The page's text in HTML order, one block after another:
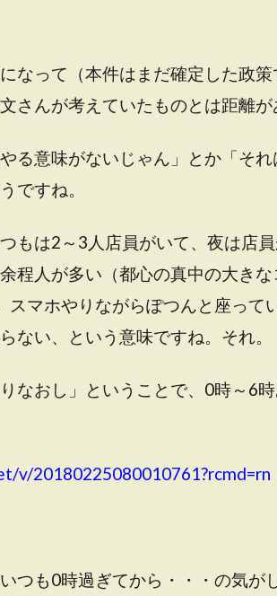
なって（本件はまだ確定した政
さんが考えていたものとは距離が
る意味がないじゃん」とか「そ
ですね。
もは2～3人店員がいて、夜は店
程人が多い（都心の真中の大き
スマホやりながらぽつんと座って
ない、という意味ですね。それ。
なおし」ということで、0時～6時
v/20180225080010761?rcmd=rn
つも0時過ぎてから・・・の気が